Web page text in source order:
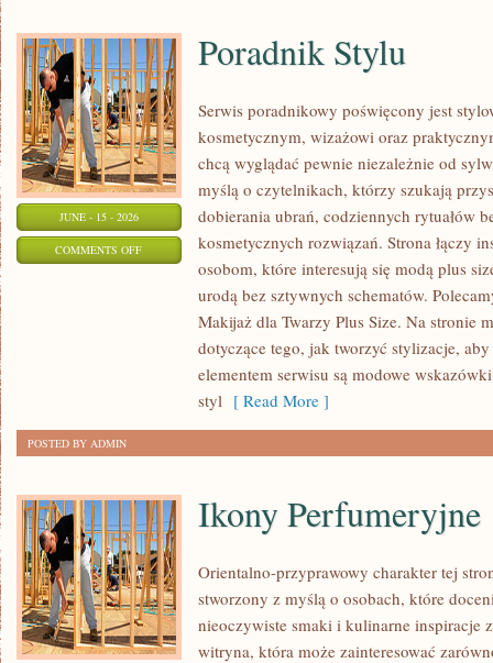
JUNE - 15 - 2026
COMMENTS OFFON
Poradnik Stylu
Serwis poradnikowy poświęcony jest
kosmetycznym, wizażowi oraz
chcą wyglądać pewnie niezależnie od
myślą o czytelnikach, którzy szukają
dobierania ubrań, codziennych rytuałów
kosmetycznych rozwiązań. Strona łączy
osobom, które interesują się modą plus
urodą bez sztywnych schematów.
Makijaż dla Twarzy Plus Size. Na stronie
dotyczące tego, jak tworzyć stylizacje,
elementem serwisu są modowe
styl [ Read More ]
POSTED BY ADMIN
Ikony Perfumeryjne
Orientalno-przyprawowy charakter tej
stworzony z myślą o osobach, które
nieoczywiste smaki i kulinarne inspiracje
witryna, która może zainteresować